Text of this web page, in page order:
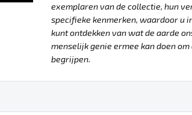
exemplaren van de collectie, hun
specifieke kenmerken, waardoor u
kunt ontdekken van wat de aarde
menselijk genie ermee kan doen
begrijpen.